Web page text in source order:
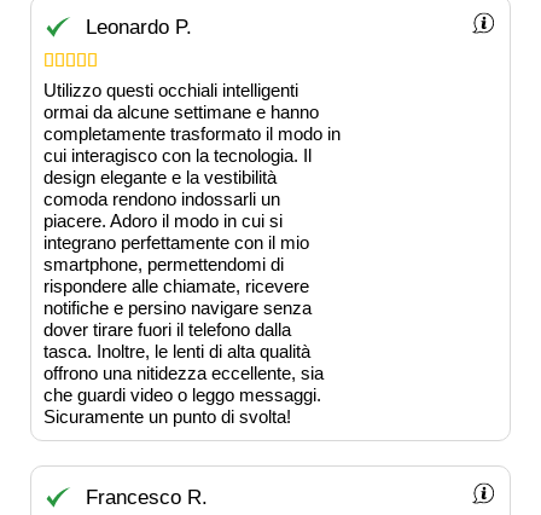
Leonardo P.
    
Utilizzo questi occhiali intelligenti
ormai da alcune settimane e hanno
completamente trasformato il modo in
cui interagisco con la tecnologia. Il
design elegante e la vestibilità
comoda rendono indossarli un
piacere. Adoro il modo in cui si
integrano perfettamente con il mio
smartphone, permettendomi di
rispondere alle chiamate, ricevere
notifiche e persino navigare senza
dover tirare fuori il telefono dalla
tasca. Inoltre, le lenti di alta qualità
offrono una nitidezza eccellente, sia
che guardi video o leggo messaggi.
Sicuramente un punto di svolta!
Francesco R.